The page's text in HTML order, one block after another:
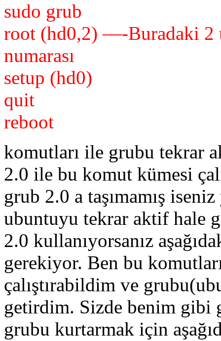
sudo grub
root (hd0,2) —-Buradaki 2
numarası
setup (hd0)
quit
reboot
komutları ile grubu tekrar
2.0 ile bu komut kümesi
grub 2.0 a taşımamış
ubuntuyu tekrar aktif hale
2.0 kullanıyorsanız
gerekiyor. Ben bu
çalıştırabildim ve
getirdim. Sizde benim gibi
grubu kurtarmak için